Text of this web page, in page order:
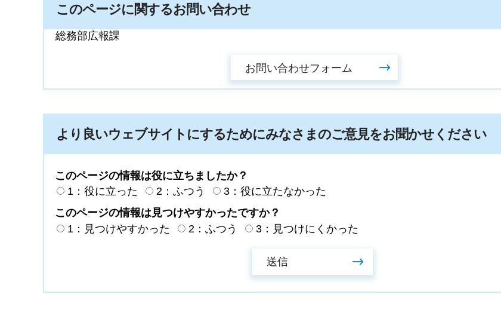
このページに関するお問い合わせ
総務部広報課
より良いウェブサイトにするためにみなさまのご意見をお聞かせください
このページの情報は役に立ちましたか？
1：役に立った
2：ふつう
3：役に立たなかった
このページの情報は見つけやすかったですか？
1：見つけやすかった
2：ふつう 3：見つけにくかった